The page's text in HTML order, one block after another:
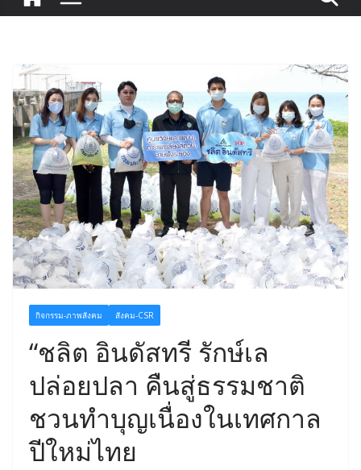
กิจกรรม-ภาพสังคม สังคม-CSR
“ชลิต อินดัสทรี รักษ์เล
ปล่อยปลา คืนสู่ธรรมชาติ
ชวนทำบุญเนื่องในเทศกาล
ปีใหม่ไทย